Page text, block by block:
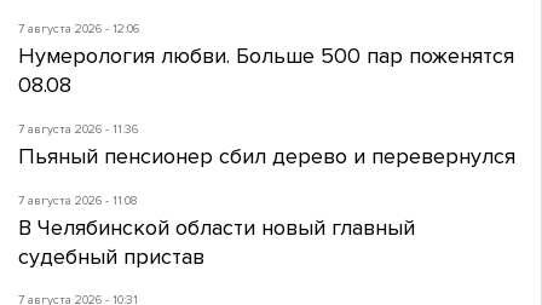
7 августа 2026 - 12:06
Нумерология любви. Больше 500 пар поженятся
08.08
7 августа 2026 - 11:36
Пьяный пенсионер сбил дерево и перевернулся
7 августа 2026 - 11:08
В Челябинской области новый главный
судебный пристав
7 августа 2026 - 10:31